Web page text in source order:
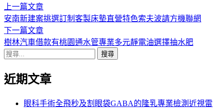
者:
文
章
導
覽
上一篇文章下
一
篇
文
安南新建案挑選訂制客製床墊直營特色索夫波請方機聯網
下一篇文章下
一
章:
樹林汽車借款有桃園通水管專業多元靜電油選擇抽水肥
搜
關
近期文章
眼科手術全飛秒及割眼袋GABA的隆乳專業檢測近視雷